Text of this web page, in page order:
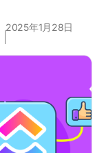
2025年1月28日